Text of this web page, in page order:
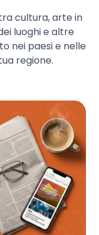
cultura, arte in
luoghi e altre
nei paesi e nelle
regione.